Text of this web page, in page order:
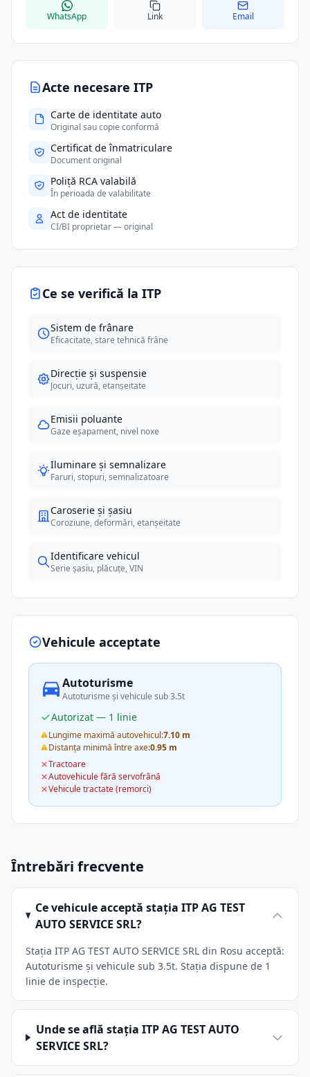
Acte necesare ITP
Carte de identitate auto
Original sau copie conformă
Certificat de înmatriculare
Document original
Poliță RCA valabilă
În perioada de valabilitate
Act de identitate
CI/BI proprietar — original
Ce se verifică la ITP
Sistem de frânare
Eficacitate, stare tehnică frâne
Direcție și suspensie
Jocuri, uzură, etanșeitate
Emisii poluante
Gaze eșapament, nivel noxe
Iluminare și semnalizare
Faruri, stopuri, semnalizatoare
Caroserie și șasiu
Coroziune, deformări, etanșeitate
Identificare vehicul
Serie șasiu, plăcuțe, VIN
Vehicule acceptate
Autoturisme
Autoturisme și vehicule sub 3.5t
Autorizat — 1 linie
Lungime maximă autovehicul:7.10 m
Distanța minimă între axe:0.95 m
Tractoare
Autovehicule fără servofrână
Vehicule tractate (remorci)
WhatsApp Link Email
Întrebări frecvente
Ce vehicule acceptă stația ITP AG TEST
AUTO SERVICE SRL?
Stația ITP AG TEST AUTO SERVICE SRL din Rosu acceptă:
Autoturisme și vehicule sub 3.5t. Stația dispune de 1
linie de inspecție.
Unde se află stația ITP AG TEST AUTO
SERVICE SRL?